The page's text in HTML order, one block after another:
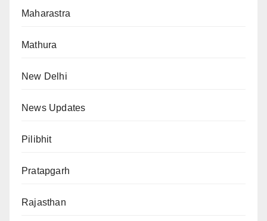
Maharastra
Mathura
New Delhi
News Updates
Pilibhit
Pratapgarh
Rajasthan